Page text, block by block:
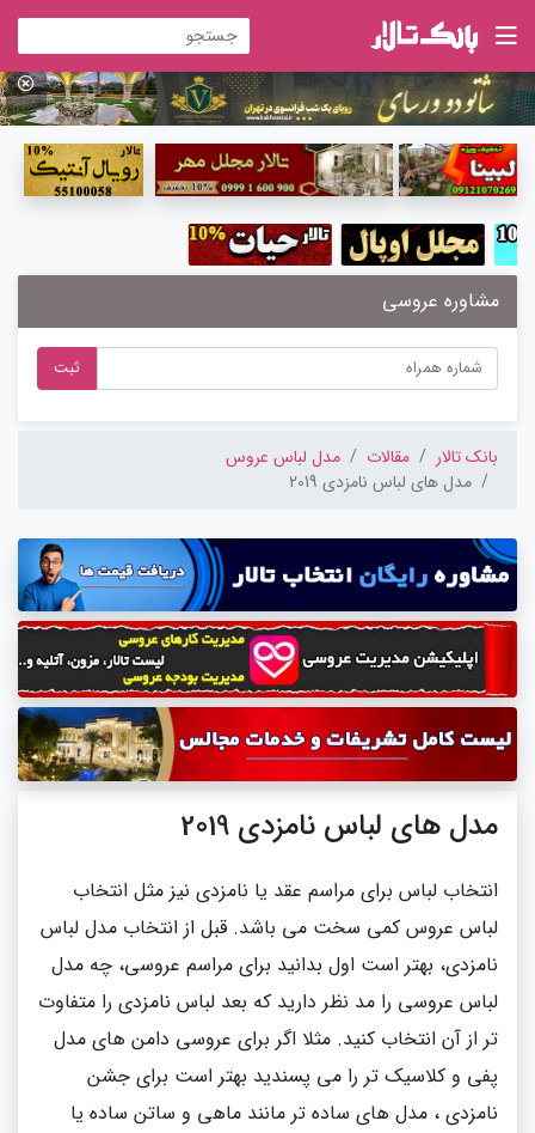
مشاوره عروسی
ثبت
بانک تالار مقالات
مدل لباس عروس
مدل های لباس نامزدی 2019
مدل های لباس نامزدی 2019
انتخاب لباس برای مراسم عقد یا نامزدی نیز مثل انتخاب
لباس عروس کمی سخت می باشد. قبل از انتخاب مدل لباس
نامزدی، بهتر است اول بدانید برای مراسم عروسی، چه مدل
لباس عروسی را مد نظر دارید که بعد لباس نامزدی را متفاوت
تر از آن انتخاب کنید. مثلا اگر برای عروسی دامن های مدل
پفی و کلاسیک تر را می پسندید بهتر است برای جشن
نامزدی ، مدل های ساده تر مانند ماهی و ساتن ساده یا